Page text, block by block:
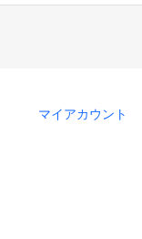
マイアカウント